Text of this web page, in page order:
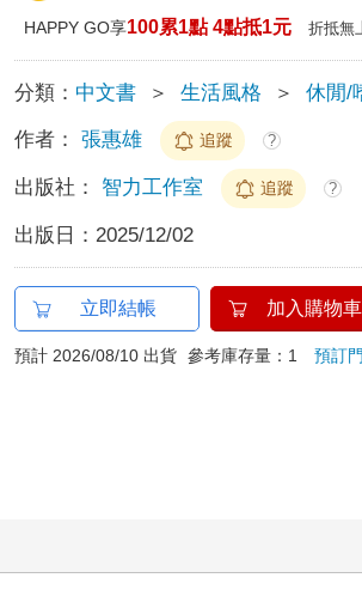
HAPPY GO享100累1點 4點抵1元 折抵無
分類： 中文書 ＞ 生活風格 ＞ 休閒/
作者： 張惠雄 追蹤 ?
出版社： 智力工作室 追蹤 ?
出版日： 2025/12/02
立即結帳 加入購物車
預計 2026/08/10 出貨 參考庫存量：1預訂